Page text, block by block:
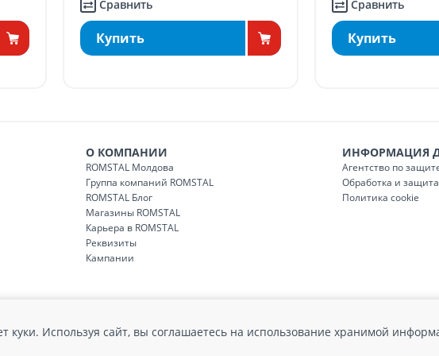
Сравнить
Купить
Сравнить
Купить
О КОМПАНИИ
ROMSTAL Молдова
Группа компаний ROMSTAL
ROMSTAL Блог
Магазины ROMSTAL
Карьера в ROMSTAL
Реквизиты
Кампании
ИНФОРМАЦИЯ
Агентство по
Обработка и
Политика cookie
куки. Используя сайт, вы соглашаетесь на использование хранимой